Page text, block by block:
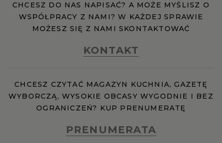
CHCESZ DO NAS NAPISAĆ? A MOŻE MYŚLISZ O
WSPÓŁPRACY Z NAMI? W KAŻDEJ SPRAWIE
MOŻESZ SIĘ Z NAMI SKONTAKTOWAĆ
KONTAKT
CHCESZ CZYTAĆ MAGAZYN KUCHNIA, GAZETĘ
WYBORCZĄ, WYSOKIE OBCASY WYGODNIE I BEZ
OGRANICZEŃ? KUP PRENUMERATĘ
PRENUMERATA